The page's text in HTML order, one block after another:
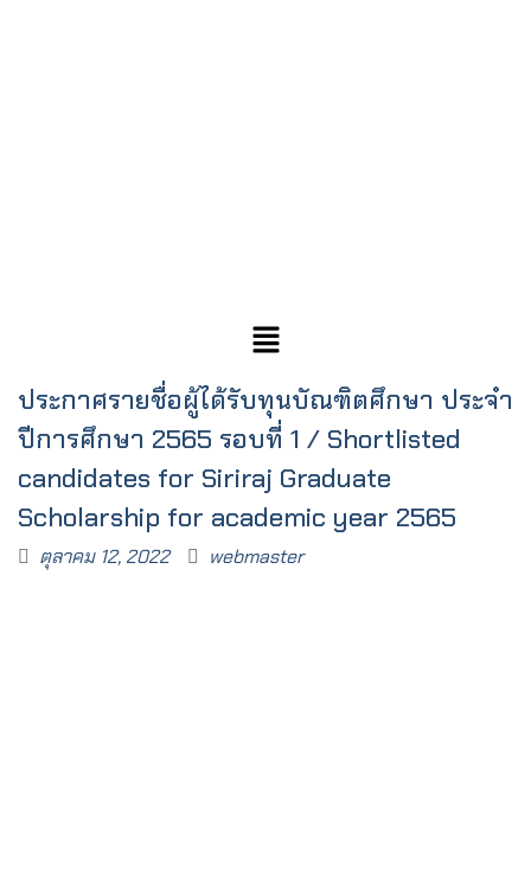
ประกาศรายชื่อผู้ได้รับทุนบัณฑิตศึกษา ประจำ
ปีการศึกษา 2565 รอบที่ 1 / Shortlisted
candidates for Siriraj Graduate
Scholarship for academic year 2565
ตุลาคม 12, 2022 webmaster